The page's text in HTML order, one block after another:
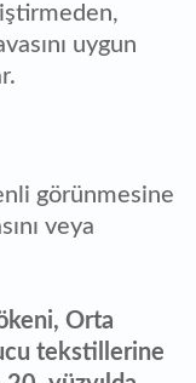
uygun
görünmesine
veya
Orta
tekstillerine